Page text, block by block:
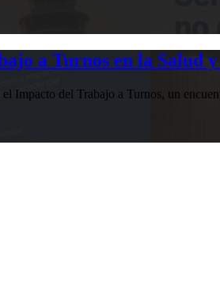
a Turnos en la Salud
el Impacto del Trabajo a Turnos, un